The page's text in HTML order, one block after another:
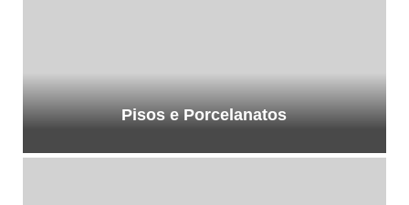
Pisos e Porcelanatos